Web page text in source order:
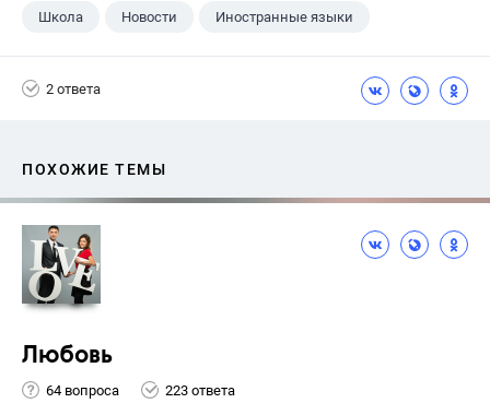
Школа Новости Иностранные языки
2 ответа
ПОХОЖИЕ ТЕМЫ
Любовь
64 вопроса 223 ответа